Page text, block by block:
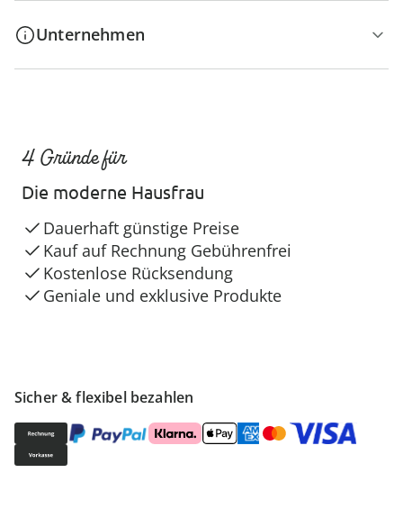
Unternehmen
Sicher & flexibel bezahlen
4 Gründe für
Die moderne Hausfrau
Dauerhaft günstige Preise
Kauf auf Rechnung Gebührenfrei
Kostenlose Rücksendung
Geniale und exklusive Produkte